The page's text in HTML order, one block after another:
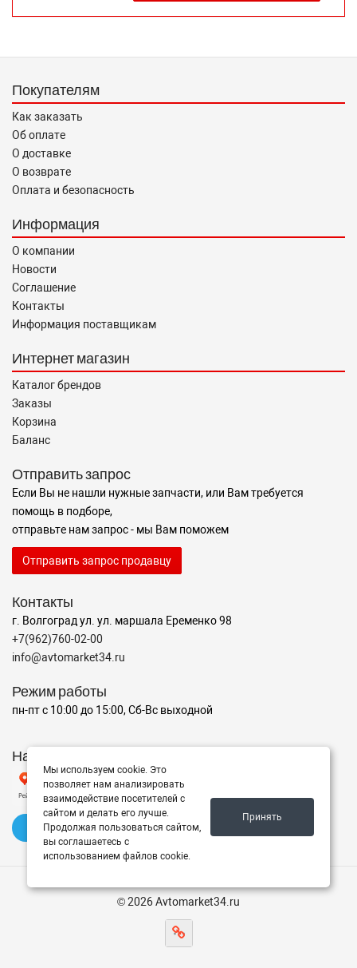
достоверную информацию о товаре, предлагаемом к
«О защите прав потребителей».
Покупателям
Как заказать
Об оплате
О доставке
О возврате
Оплата и безопасность
Информация
О компании
Новости
Соглашение
Контакты
Информация поставщикам
Интернет магазин
Каталог брендов
Заказы
Корзина
Баланс
Отправить запрос
Если Вы не нашли нужные запчасти, или Вам требуется
помощь в подборе,
отправьте нам запрос - мы Вам поможем
Отправить запрос продавцу
Контакты
г. Волгоград ул. ул. маршала Еременко 98
+7(962)760-02-00
info@avtomarket34.ru
Режим работы
пн-пт с 10:00 до 15:00, Сб-Вс выходной
Наш рейтинг на Яндексе
✍️ Оставить отзыв
© 2026 Avtomarket34.ru
Мы используем cookie. Это
позволяет нам анализировать
взаимодействие посетителей с
сайтом и делать его лучше.
Продолжая пользоваться сайтом,
вы соглашаетесь с
использованием файлов cookie.
Принять